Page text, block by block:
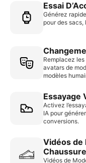
Essai
Générez
pour des
Remplacez
avatars de
modèles
Essayage
Activez
IA pour
conversions.
Vidéos de
Vidéos de